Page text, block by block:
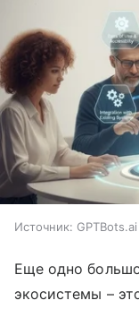
Источник: GPTBots.ai
Еще одно
экосистемы –